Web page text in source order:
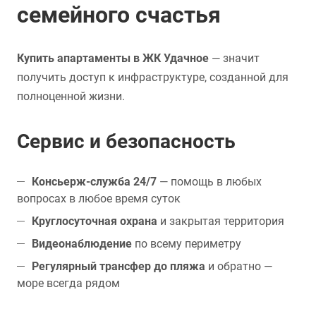
семейного счастья
Купить апартаменты в ЖК Удачное — значит
получить доступ к инфраструктуре, созданной для
полноценной жизни.
Сервис и безопасность
Консьерж-служба 24/7 — помощь в любых
вопросах в любое время суток
Круглосуточная охрана и закрытая территория
Видеонаблюдение по всему периметру
Регулярный трансфер до пляжа и обратно —
море всегда рядом